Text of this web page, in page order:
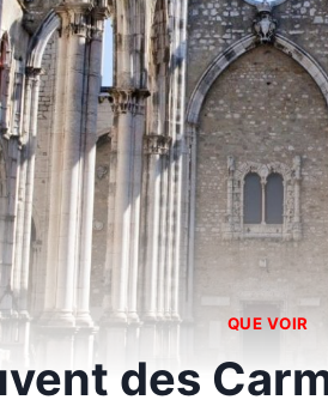
QUE VOIR
des